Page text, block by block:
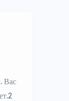
Вас